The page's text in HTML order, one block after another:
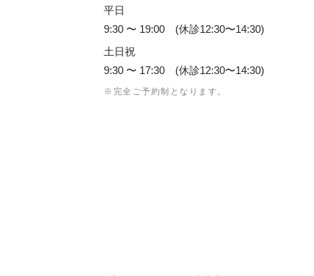
平日
9:30 〜 19:00 (休診12:30〜14:30)
土日祝
9:30 〜 17:30 (休診12:30〜14:30)
※完全ご予約制となります。